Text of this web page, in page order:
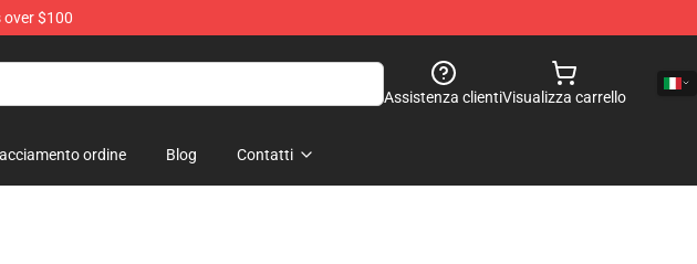
$100
Assistenza clientiVisualizza carrello
ordine Blog Contatti